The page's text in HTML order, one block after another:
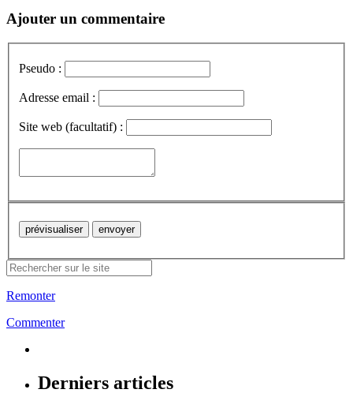
Ajouter un commentaire
Pseudo :
Adresse email :
Site web (facultatif) :
Remonter
Commenter
Derniers articles